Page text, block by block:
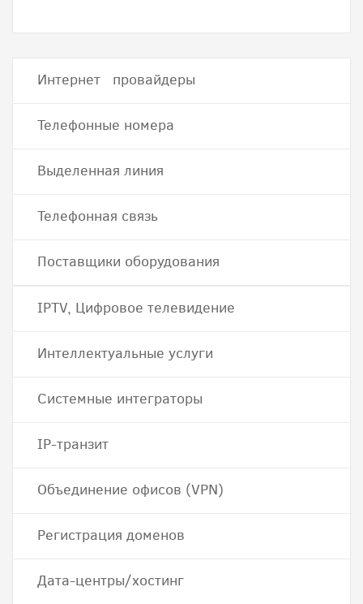
Интернет провайдеры
Телефонные номера
Выделенная линия
Телефонная связь
Поставщики оборудования
IPTV, Цифровое телевидение
Интеллектуальные услуги
Системные интеграторы
IP-транзит
Объединение офисов (VPN)
Регистрация доменов
Дата-центры/хостинг